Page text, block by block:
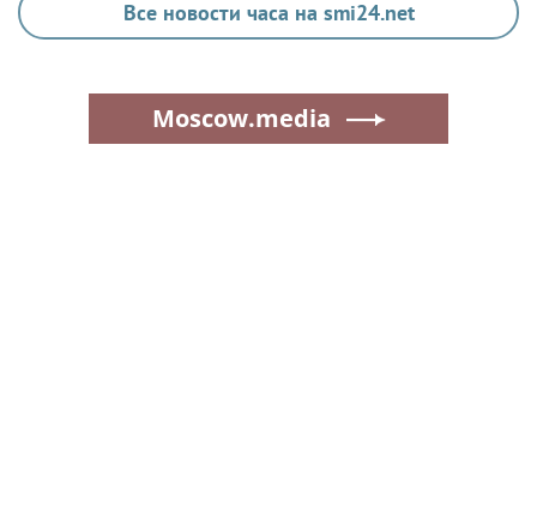
Все новости часа на smi24.net
Moscow.media